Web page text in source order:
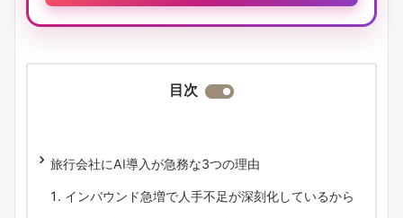
目次
旅行会社にAI導入が急務な3つの理由
インバウンド急増で人手不足が深刻化しているから